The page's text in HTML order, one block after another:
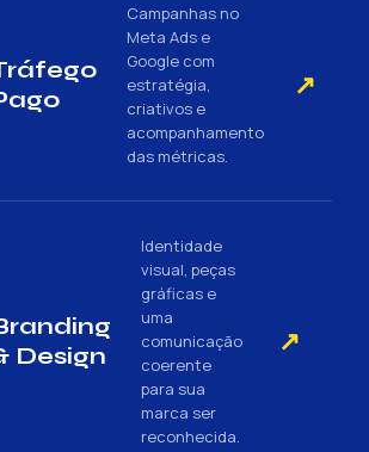
Campanhas no
Meta Ads e
Google com
estratégia,
criativos e
acompanhamento
das métricas.
↗
Design
Identidade
visual, peças
gráficas e
uma
comunicação
coerente
para sua
marca ser
reconhecida.
↗